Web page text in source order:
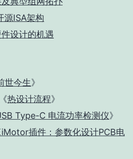
源ISA架构
设计的机遇
世今生》
热设计流程》
Type-C 电流功率检测仪》
插件：参数化设计PCB电